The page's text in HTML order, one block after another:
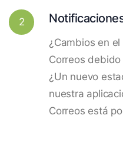
2
¿Cambios en
Correos
¿Un nuevo
nuestra
Correos está